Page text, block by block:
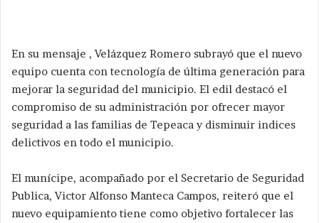
En su mensaje , Velázquez Romero subrayó que el nuevo
equipo cuenta con tecnología de última generación para
mejorar la seguridad del municipio. El edil destacó el
compromiso de su administración por ofrecer mayor
seguridad a las familias de Tepeaca y disminuir indices
delictivos en todo el municipio.
El munícipe, acompañado por el Secretario de Seguridad
Publica, Victor Alfonso Manteca Campos, reiteró que el
nuevo equipamiento tiene como objetivo fortalecer las